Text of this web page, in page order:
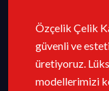
Özçelik Çelik
güvenli ve
üretiyoruz.
modellerimizi